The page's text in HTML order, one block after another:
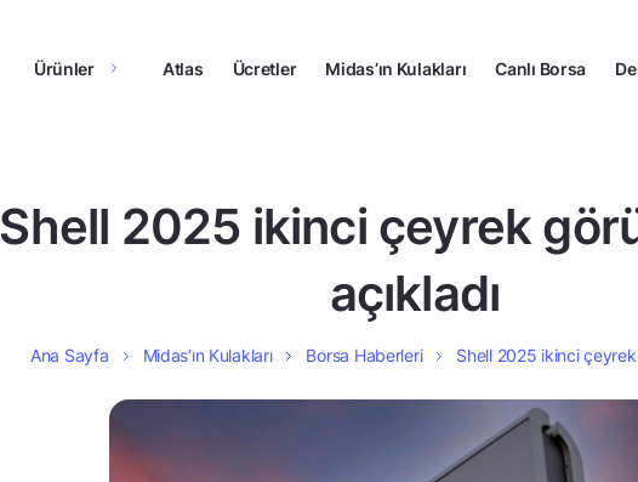
Ürünler Atlas Ücretler Midas’ın Kulakları Canlı Borsa
Shell 2025 ikinci çeyrek
açıkladı
Ana Sayfa Midas’ın Kulakları Borsa Haberleri Shell 2025 ikinci çeyrek